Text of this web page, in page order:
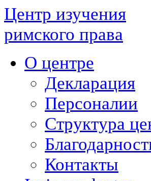
Центр изучения
римского права
О центре
Декларация
Персоналии
Структура
Контакты